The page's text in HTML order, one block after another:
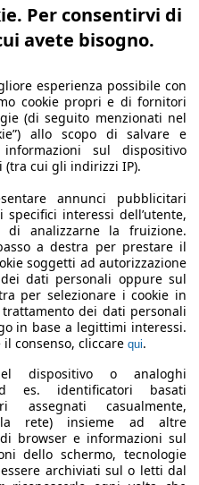
(110 PS)
Per consentirvi di
avete bisogno.
esperienza possibile con
cookie propri e di fornitori
(di seguito menzionati nel
allo scopo di salvare e
sul dispositivo
(tra cui gli indirizzi IP).
annunci pubblicitari
interessi dell’utente,
di analizzarne la fruizione.
a destra per prestare il
soggetti ad autorizzazione
dati personali oppure sul
per selezionare i cookie in
dei dati personali
in base a legittimi interessi.
il consenso, cliccare qui.
dispositivo o analoghi
es. identificatori basati
assegnati casualmente,
rete) insieme ad altre
browser e informazioni sul
dello schermo, tecnologie
archiviati sul o letti dal